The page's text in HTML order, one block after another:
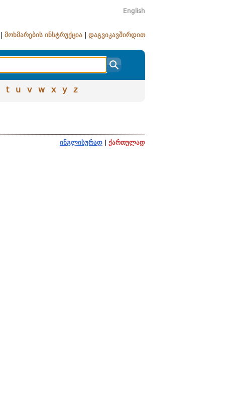
English
მოხმარების ინსტრუქცია დაგვიკავშირდით
t u v w x y z
ინგლისურად
ქართულად